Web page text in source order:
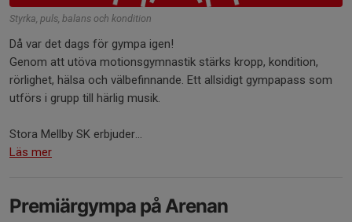
Styrka, puls, balans och kondition
Då var det dags för gympa igen!
Genom att utöva motionsgymnastik stärks kropp, kondition,
rörlighet, hälsa och välbefinnande. Ett allsidigt gympapass som
utförs i grupp till härlig musik.
Stora Mellby SK erbjuder...
Läs mer
Premiärgympa på Arenan